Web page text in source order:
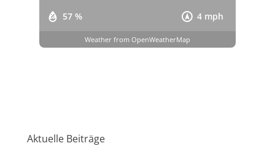
57 % 4 mph
Weather from OpenWeatherMap
Aktuelle Beiträge